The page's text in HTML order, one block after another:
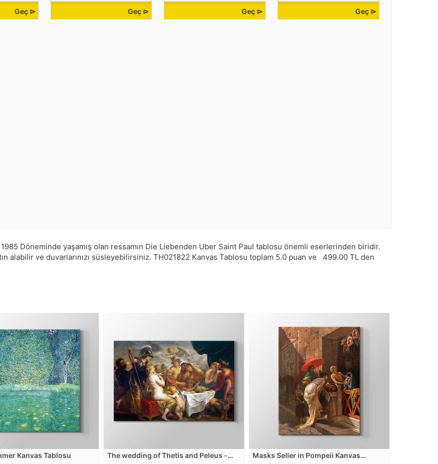
Geç ⊳ Geç ⊳ Geç ⊳ Geç ⊳
Döneminde yaşamış olan ressamın Die Liebenden Uber Saint Paul tablosu önemli eserlerinden biridir.
alabilir ve duvarlarınızı süsleyebilirsiniz. TH021822 Kanvas Tablosu toplam 5.0 puan ve 499.00 TL den
Kanvas Tablosu
The wedding of Thetis and Peleus -
Masks Seller in Pompeii Kanvas